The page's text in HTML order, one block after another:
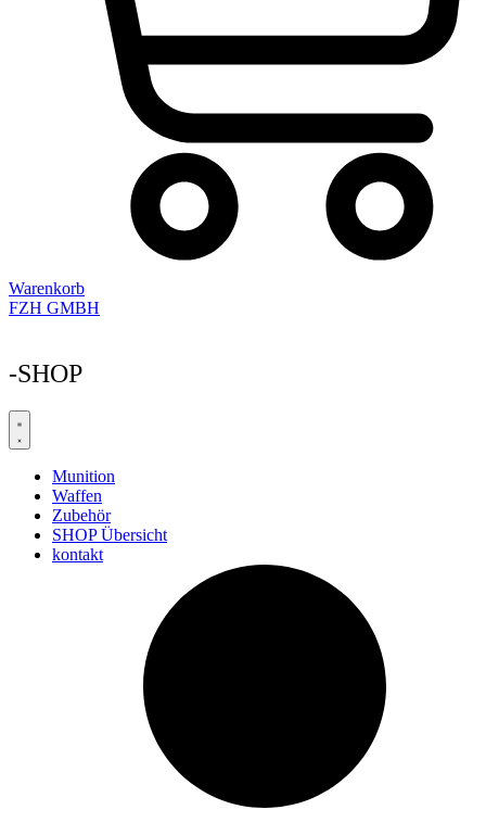
Warenkorb
FZH GMBH
-SHOP
Munition
Waffen
Zubehör
SHOP Übersicht
kontakt